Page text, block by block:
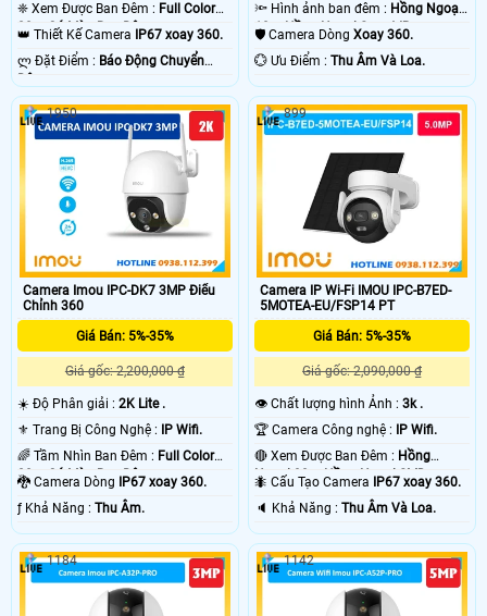
❈ Xem Được Ban Đêm : Full Color
20m Có Màu Ban Ðêm.
👑 Thiết Kế Camera
IP67 xoay 360.
️ლ Đặt Điểm : Báo Động Chuyển
🔦 Hình ảnh ban đêm : Hồng Ngoại
10m Hồng Ngoại Smart IR.
🛡 Camera DòngXoay 360.
️💮 Ưu Điểm :Thu Âm Và Loa.
Camera Imou IPC-DK7 3MP Điểu
Chỉnh 360
Giá Bán: 5%-35%
Giá gốc: 2,200,000 ₫
☀️ Độ Phân giải : 2K Lite .
⚜️ Trang Bị Công Nghệ : IP Wifi.
🌈 Tầm Nhìn Ban Đêm : Full Color
20m Có Màu Ban Ðêm.
🐉️ Camera Dòng IP67 xoay 360.
️ƒ Khả Năng : Thu Âm.
1950
Camera IP Wi-Fi IMOU IPC-B7ED-
5MOTEA-EU/FSP14 PT
Giá Bán: 5%-35%
Giá gốc: 2,090,000 ₫
👁 Chất lượng hình Ảnh :3k .
🏆 Camera Công nghệ : IP Wifi.
🔴 Xem Được Ban Đêm : Hồng
Ngoại 30m Hồng Ngoại SMD.
🐜 Cấu Tạo Camera IP67 xoay 360.
️🔈 Khả Năng :Thu Âm Và Loa.
899
1184 1142